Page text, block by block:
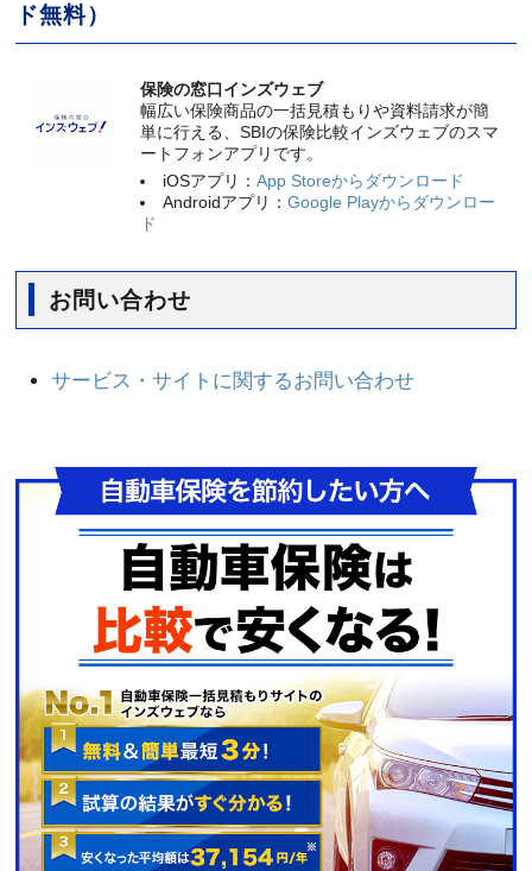
ド無料）
保険の窓口インズウェブ
幅広い保険商品の一括見積もりや資料請求が簡
単に行える、SBIの保険比較インズウェブのスマ
ートフォンアプリです。
iOSアプリ：App Storeからダウンロード
Androidアプリ：Google Playからダウンロー
ド
お問い合わせ
サービス・サイトに関するお問い合わせ